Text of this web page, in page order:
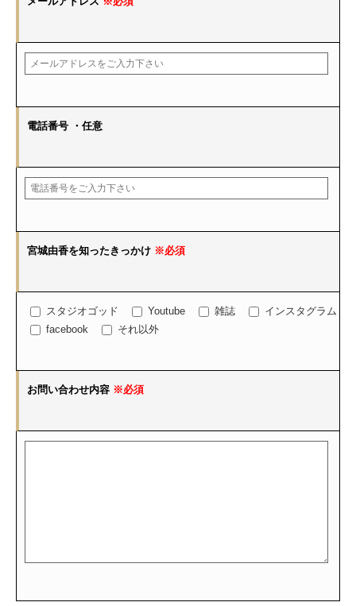
電話番号 ・任意
宮城由香を知ったきっかけ ※必須
スタジオゴッド Youtube 雑誌
インスタグラム
facebook
それ以外
お問い合わせ内容 ※必須